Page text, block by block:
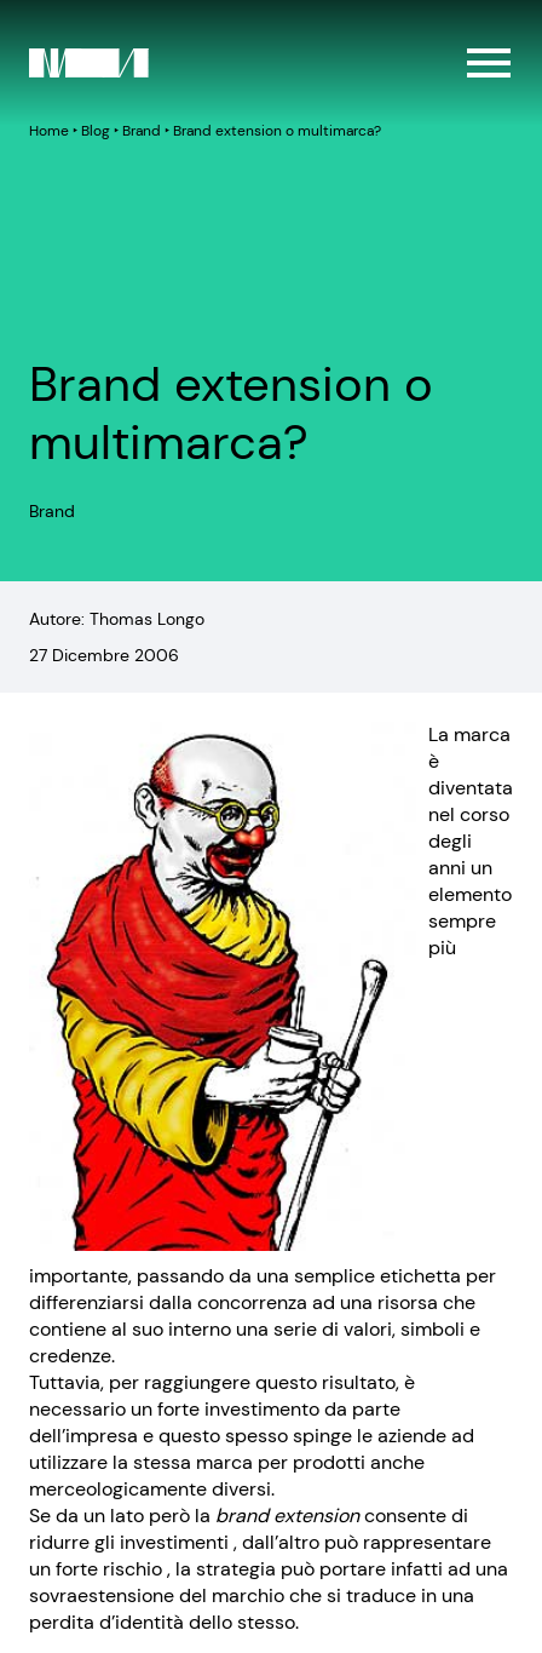
Home‣ Blog‣ Brand ‣ Brand extension o multimarca?
Brand extension o
multimarca?
Brand
Autore: Thomas Longo
27 Dicembre 2006
La marca
è
diventata
nel corso
degli
anni un
elemento
sempre
più
importante, passando da una semplice etichetta per
differenziarsi dalla concorrenza ad una risorsa che
contiene al suo interno una serie di valori, simboli e
credenze.
Tuttavia, per raggiungere questo risultato, è
necessario un forte investimento da parte
dell’impresa e questo spesso spinge le aziende ad
utilizzare la stessa marca per prodotti anche
merceologicamente diversi.
Se da un lato però la brand extensionconsente di
ridurre gli investimenti , dall’altro può rappresentare
un forte rischio , la strategia può portare infatti ad una
sovraestensione del marchio che si traduce in una
perdita d’identità dello stesso.